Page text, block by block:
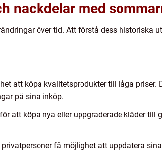
nackdelar med
över tid. Att förstå dess historiska
att köpa kvalitetsprodukter till låga priser.
på sina inköp.
att köpa nya eller uppgraderade kläder till
få möjlighet att uppdatera